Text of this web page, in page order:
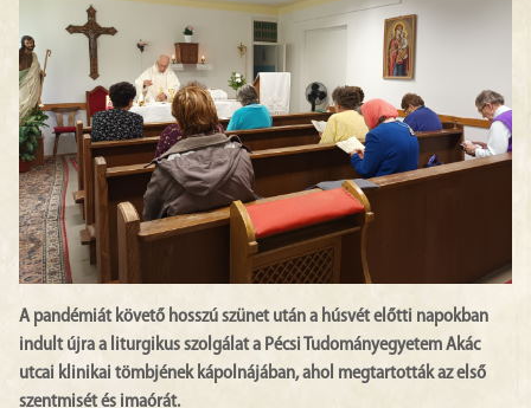
A pandémiát követő hosszú szünet után a húsvét előtti napokban
indult újra a liturgikus szolgálat a Pécsi Tudományegyetem Akác
utcai klinikai tömbjének kápolnájában, ahol megtartották az első
szentmisét és imaórát.